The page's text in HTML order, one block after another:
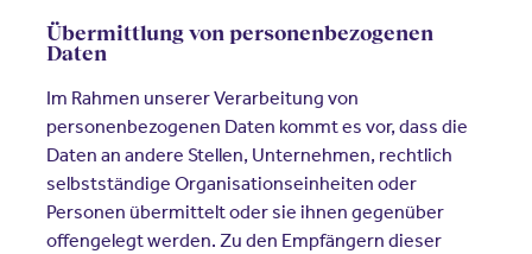
Übermittlung von personenbezogenen
Daten
Im Rahmen unserer Verarbeitung von
personenbezogenen Daten kommt es vor, dass die
Daten an andere Stellen, Unternehmen, rechtlich
selbstständige Organisationseinheiten oder
Personen übermittelt oder sie ihnen gegenüber
offengelegt werden. Zu den Empfängern dieser